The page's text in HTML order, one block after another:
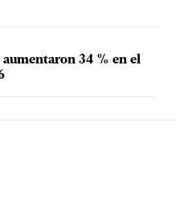
aumentaron 34 % en el